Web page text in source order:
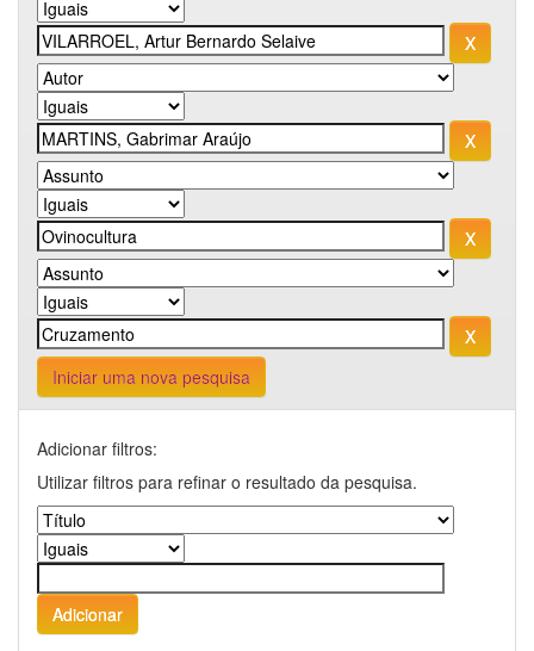
Iniciar uma nova pesquisa
Adicionar filtros:
Utilizar filtros para refinar o resultado da pesquisa.